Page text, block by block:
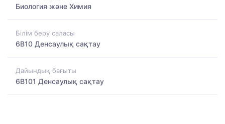
Биология және Химия
Білім беру саласы
6B10 Денсаулық сақтау
Дайындық бағыты
6B101 Денсаулық сақтау